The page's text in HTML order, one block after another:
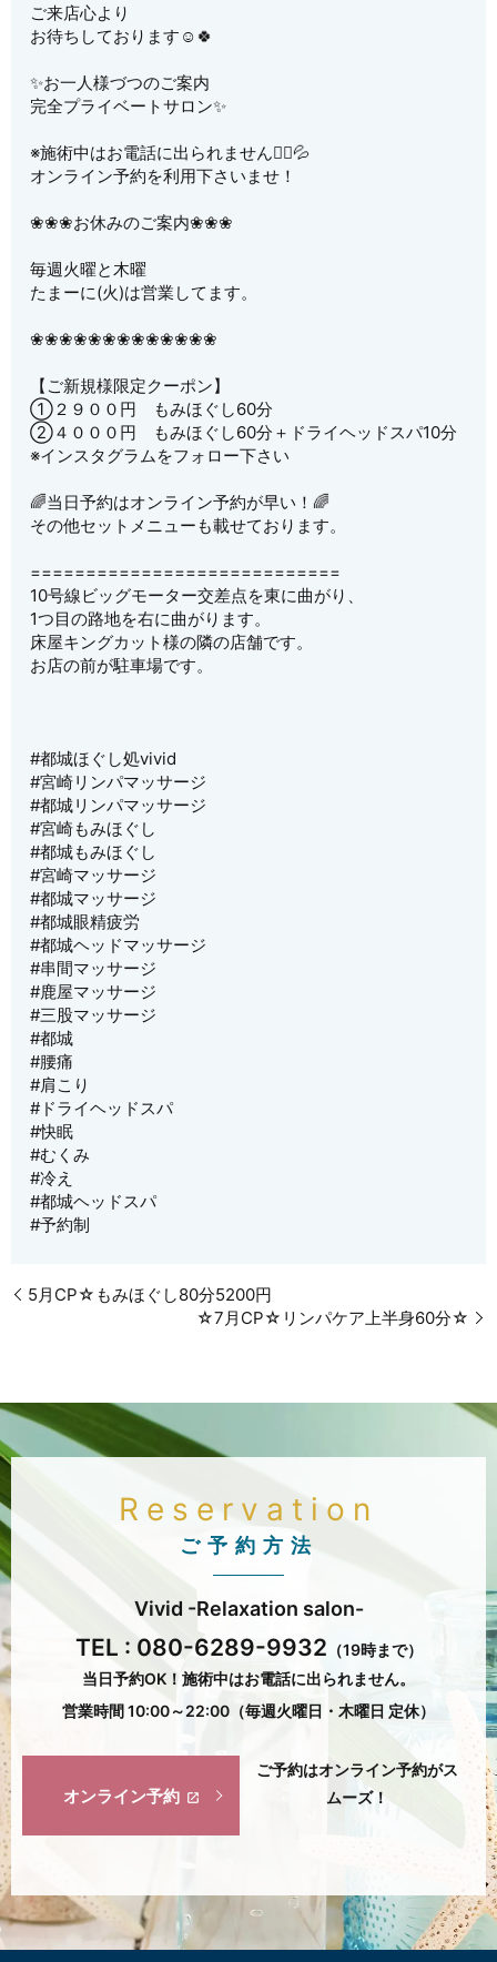
ご来店心より
お待ちしております☺️🍀
✨お一人様づつのご案内
完全プライベートサロン✨
※施術中はお電話に出られません🙇‍♀️💦
オンライン予約を利用下さいませ！
❀❀❀お休みのご案内❀❀❀
毎週火曜と木曜
たまーに(火)は営業してます。
❀❀❀❀❀❀❀❀❀❀❀❀❀
【ご新規様限定クーポン】
①２９００円 もみほぐし60分
②４０００円 もみほぐし60分＋ドライヘッドスパ10分
※インスタグラムをフォロー下さい
🌈当日予約はオンライン予約が早い！🌈
その他セットメニューも載せております。
============================
10号線ビッグモーター交差点を東に曲がり、
1つ目の路地を右に曲がります。
床屋キングカット様の隣の店舗です。
お店の前が駐車場です。
#都城ほぐし処vivid
#宮崎リンパマッサージ
#都城リンパマッサージ
#宮崎もみほぐし
#都城もみほぐし
#宮崎マッサージ
#都城マッサージ
#都城眼精疲労
#都城ヘッドマッサージ
#串間マッサージ
#鹿屋マッサージ
#三股マッサージ
#都城
#腰痛
#肩こり
#ドライヘッドスパ
#快眠
#むくみ
#冷え
#都城ヘッドスパ
#予約制
5月CP☆もみほぐし80分5200円
☆7月CP☆リンパケア上半身60分☆
Reservation
ご予約方法
Vivid -Relaxation salon-
TEL : 080-6289-9932 （19時まで）
当日予約OK！施術中はお電話に出られません。
営業時間 10:00～22:00（毎週火曜日・木曜日 定休）
オンライン予約
ご予約はオンライン予約がス
ムーズ！